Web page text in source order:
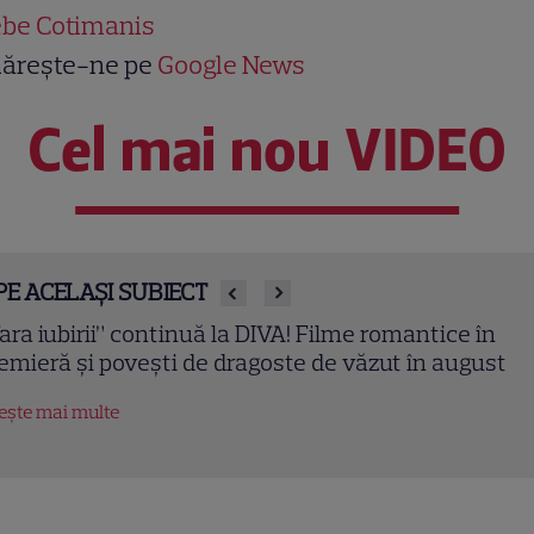
Cotimanis
ne pe Google News
Cel mai nou VIDEO
ACELAȘI SUBIECT
Pavel a început filmările pentru noul sezon „Apel
Ce pregătește la Kanal D
mai multe